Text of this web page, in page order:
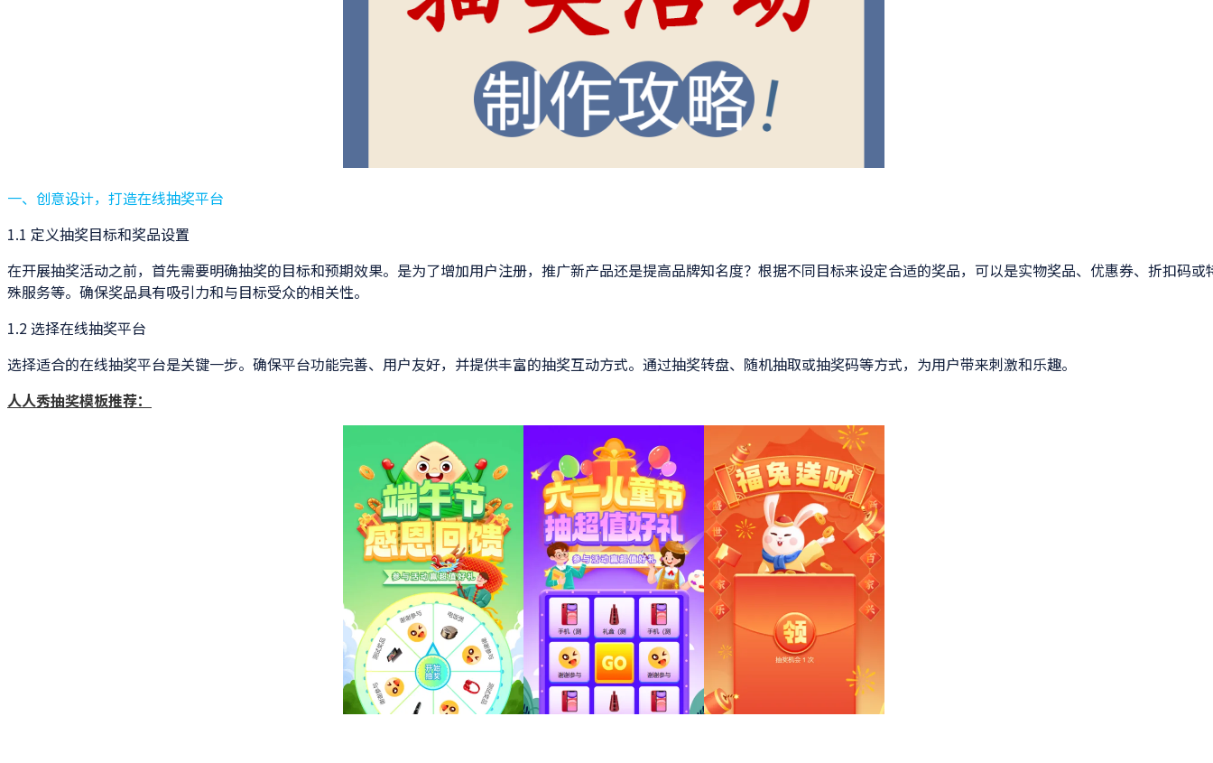
一、创意设计，打造在线抽奖平台
1.1 定义抽奖目标和奖品设置
在开展抽奖活动之前，首先需要明确抽奖的目标和预期效果。是为了增加用户注册，推广新产品还是提高品牌知名度？根据不同目标来设定合适的奖品，可以是实物奖品、优惠券、折扣码或
殊服务等。确保奖品具有吸引力和与目标受众的相关性。
1.2 选择在线抽奖平台
选择适合的在线抽奖平台是关键一步。确保平台功能完善、用户友好，并提供丰富的抽奖互动方式。通过抽奖转盘、随机抽取或抽奖码等方式，为用户带来刺激和乐趣。
人人秀抽奖模板推荐：